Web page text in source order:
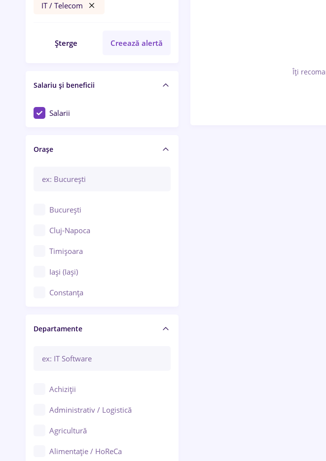
IT / Telecom
Șterge Creează alertă
Salariu și beneficii
Salarii
Orașe
București
Cluj-Napoca
Timișoara
Iași (Iași)
Constanța
Brașov
Bacău
Galați (Galați)
Ploiești
Departamente
Achiziții
Administrativ / Logistică
Agricultură
Alimentație / HoReCa
Îți